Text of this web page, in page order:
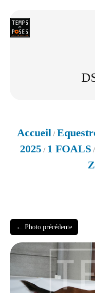
Accueil /
2025/ 1 FOALS/
Z
← Photo précédente